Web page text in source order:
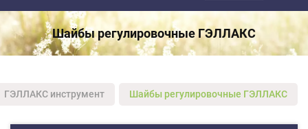
Шайбы регулировочные ГЭЛЛАКС
ГЭЛЛАКС инструмент Шайбы регулировочные ГЭЛЛАКС